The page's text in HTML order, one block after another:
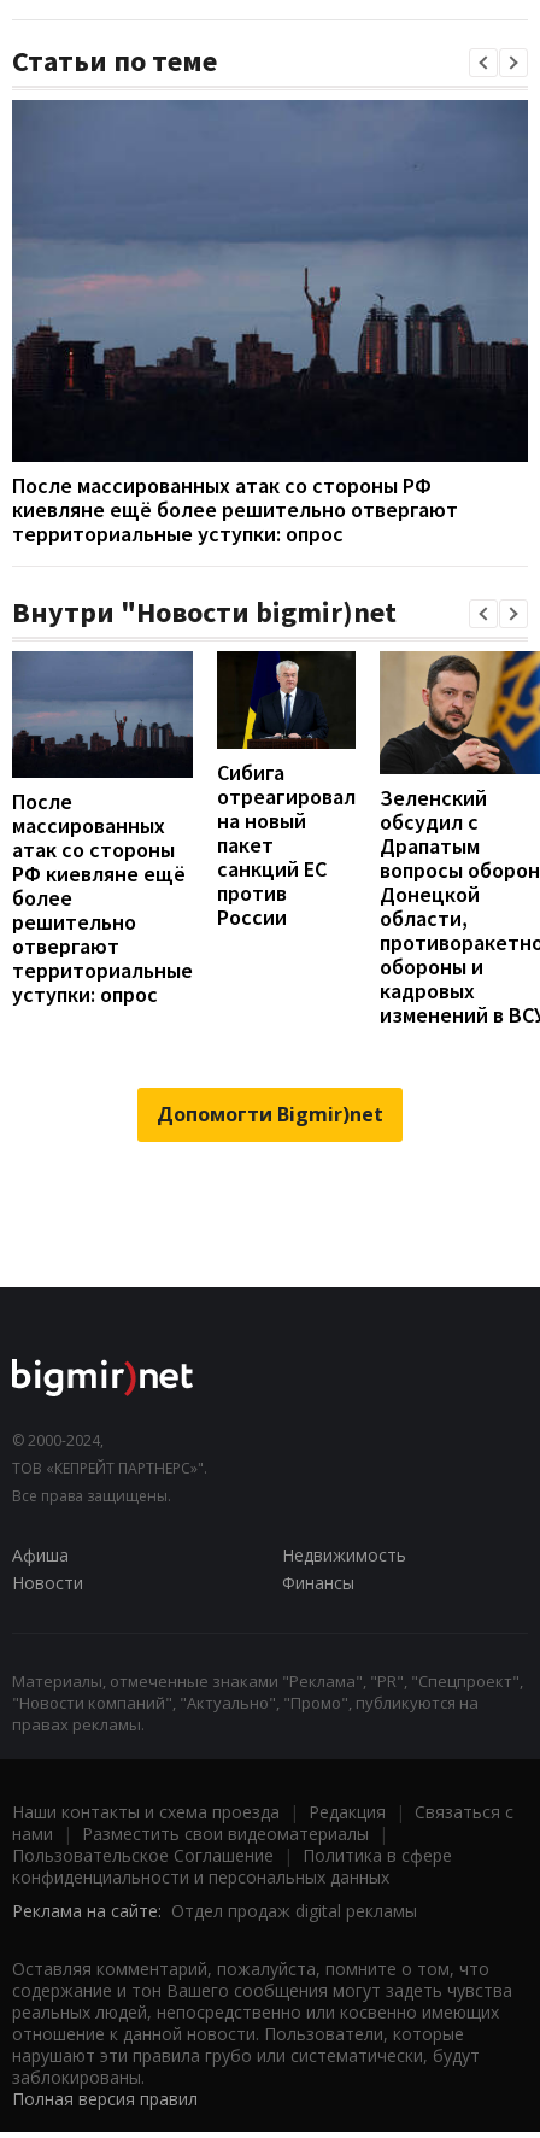
Статьи по теме
После массированных атак со стороны РФ
киевляне ещё более решительно отвергают
территориальные уступки: опрос
Внутри "Новости bigmir)net
После
массированных
атак со стороны
РФ киевляне ещё
более
решительно
отвергают
территориальные
уступки: опрос
Сибига
отреагировал
на новый
пакет
санкций ЕС
против
России
Зеленский
обсудил с
Драпатым
вопросы
Донецкой
области,
обороны и
кадровых
изменений в
Допомогти Bigmir)net
© 2000-2024,
ТОВ «КЕПРЕЙТ ПАРТНЕРС»".
Все права защищены.
Афиша
Недвижимость
Новости
Финансы
Материалы, отмеченные знаками "Реклама", "PR", "Спецпроект",
"Новости компаний", "Актуально", "Промо", публикуются на
правах рекламы.
Наши контакты и схема проезда | Редакция | Связаться с
нами | Разместить свои видеоматериалы |
Пользовательское Соглашение |
Политика в сфере
конфиденциальности и персональных данных
Реклама на сайте: Отдел продаж digital рекламы
Оставляя комментарий, пожалуйста, помните о том, что
содержание и тон Вашего сообщения могут задеть чувства
реальных людей, непосредственно или косвенно имеющих
отношение к данной новости. Пользователи, которые
нарушают эти правила грубо или систематически, будут
заблокированы.
Полная версия правил